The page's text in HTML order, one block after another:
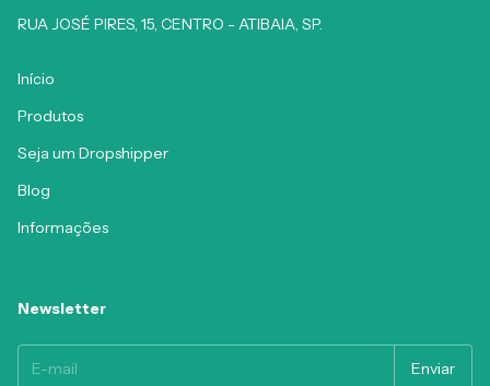
RUA JOSÉ PIRES, 15, CENTRO - ATIBAIA, SP.
Início
Produtos
Seja um Dropshipper
Blog
Informações
Newsletter